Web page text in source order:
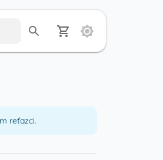
reťazci.